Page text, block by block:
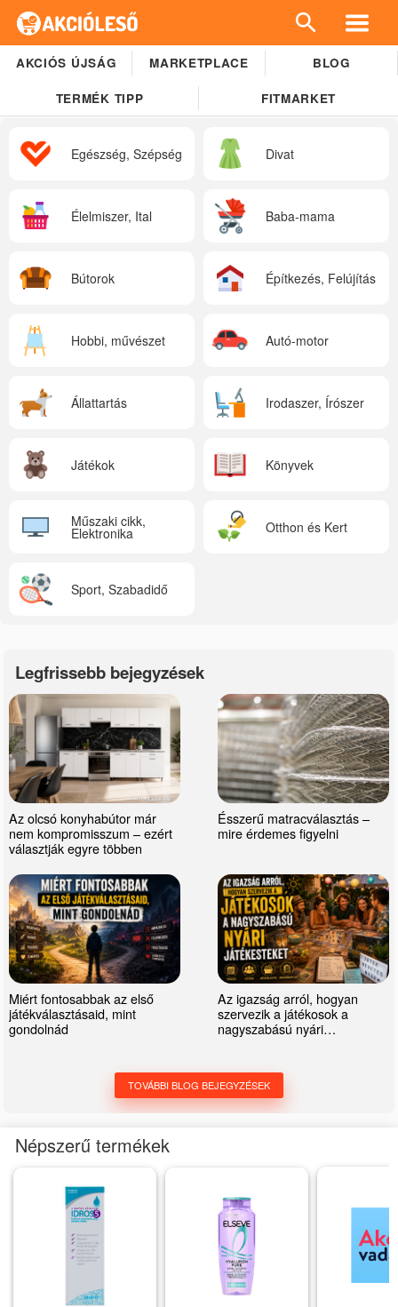
AKCIÓS ÚJSÁG MARKETPLACE BLOG
TERMÉK TIPP FITMARKET
Egészség, Szépség Divat
Élelmiszer, Ital Baba-mama
Bútorok Építkezés, Felújítás
Hobbi, művészet Autó-motor
Állattartás Irodaszer, Írószer
Játékok Könyvek
Műszaki cikk,
Elektronika Otthon és Kert
Sport, Szabadidő
Legfrissebb bejegyzések
Az olcsó konyhabútor már
nem kompromisszum – ezért
választják egyre többen
Ésszerű matracválasztás –
mire érdemes figyelni
Miért fontosabbak az első
játékválasztásaid, mint
gondolnád
Az igazság arról, hogyan
szervezik a játékosok a
nagyszabású nyári
TOVÁBBI BLOG BEJEGYZÉSEK
Népszerű termékek